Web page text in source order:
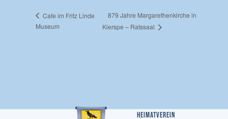
Cafe im Fritz Linde
Museum
879 Jahre Margarethenkirche in
Kierspe – Ratssaal
Heimatverein